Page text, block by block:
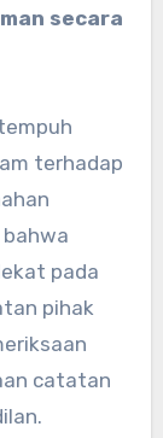
secara
terhadap
pada
pihak
catatan